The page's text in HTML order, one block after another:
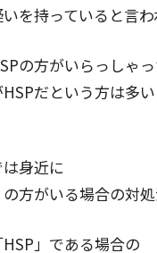
を持っていると言わ
の方がいらっしゃっ
だという方は多い
身近に
の方がいる場合の対
」である場合の